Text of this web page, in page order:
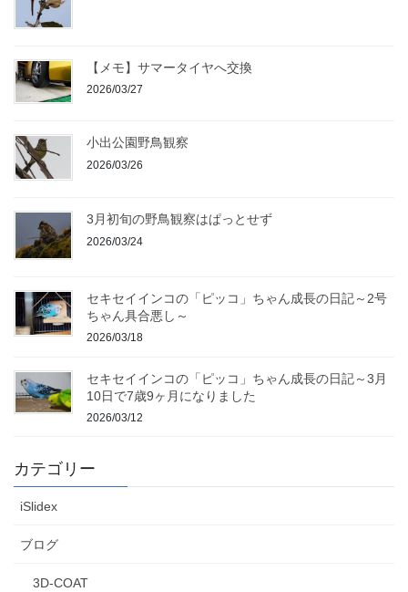
【メモ】サマータイヤへ交換
2026/03/27
小出公園野鳥観察
2026/03/26
3月初旬の野鳥観察はぱっとせず
2026/03/24
セキセイインコの「ピッコ」ちゃん成長の日記～2号
ちゃん具合悪し～
2026/03/18
セキセイインコの「ピッコ」ちゃん成長の日記～3月
10日で7歳9ヶ月になりました
2026/03/12
カテゴリー
iSlidex
ブログ
3D-COAT